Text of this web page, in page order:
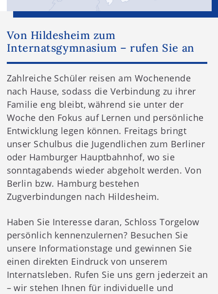
Von Hildesheim zum
Internatsgymnasium – rufen Sie an
Zahlreiche Schüler reisen am Wochenende
nach Hause, sodass die Verbindung zu ihrer
Familie eng bleibt, während sie unter der
Woche den Fokus auf Lernen und persönliche
Entwicklung legen können. Freitags bringt
unser Schulbus die Jugendlichen zum Berliner
oder Hamburger Hauptbahnhof, wo sie
sonntagabends wieder abgeholt werden. Von
Berlin bzw. Hamburg bestehen
Zugverbindungen nach Hildesheim.
Haben Sie Interesse daran, Schloss Torgelow
persönlich kennenzulernen? Besuchen Sie
unsere Informationstage und gewinnen Sie
einen direkten Eindruck von unserem
Internatsleben. Rufen Sie uns gern jederzeit an
– wir stehen Ihnen für individuelle und